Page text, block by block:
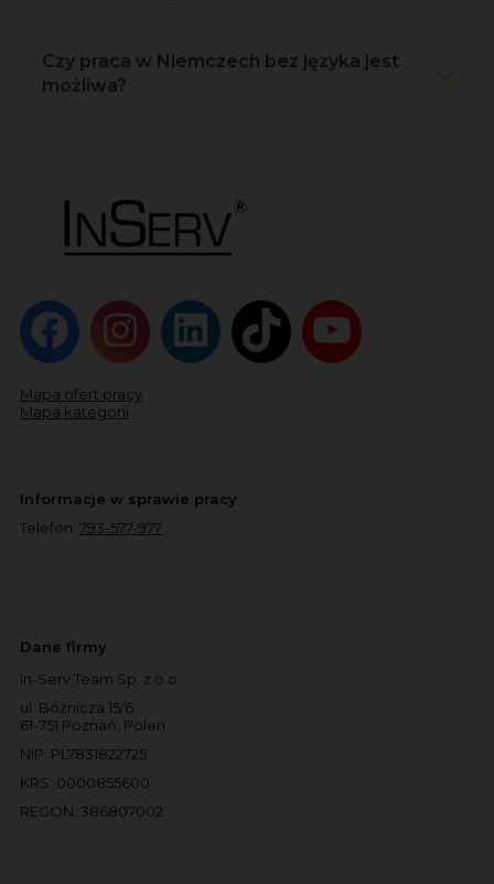
Czy praca w Niemczech bez języka jest
możliwa?
Mapa ofert pracy
Mapa kategorii
Informacje w sprawie pracy
Telefon: 793-577-977
Dane firmy
In-Serv Team Sp. z o.o.
ul. Bóżnicza 15/6
61-751 Poznań, Polen
NIP: PL7831822725
KRS: 0000855600
REGON: 386807002